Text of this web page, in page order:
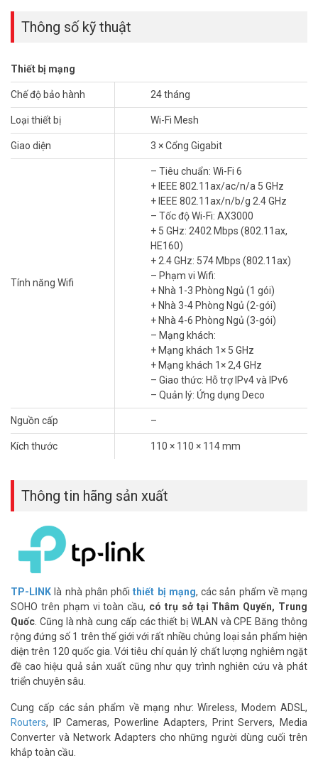
Fi yếu. Nhà nhiều tầng cần hệ thống Wi-Fi hiện đại hơn.
Giải pháp Deco X50(1-Pack) – Wi-Fi 6
Tốc độ cao, phủ sóng toàn nhà
Deco X50(1-pack) đạt tốc độ AX3000 (3
Gbps) với Wi-Fi 6. Công nghệ OFDMA và MU-MIMO hỗ trợ 150 thiết
bị cùng lúc, không nghẽn mạng. Phủ sóng 260m², lý tưởng cho nhà
Dễ cài đặt, quản lý tiện lợi
Bộ phát Wi-Fi Deco X50 cài đặt trong 3 bước qua app TP-Link Deco.
Hỗ trợ WPA3, bảo mật cao cho thiết bị IoT. Tính năng AI-Roaming
tự chọn node mạnh nhất, đảm bảo kết nối mượt mà. Thiết kế nhỏ
gọn, phù hợp mọi không gian.
Lợi ích nâng cấp từ Wi-Fi 5
Wi-Fi 6 AX3000 nhanh hơn, ổn định hơn Wi-Fi 5. Tốc độ lý tưởng cho
streaming 4K, chơi game, học online. Một node Deco X50(1-pack)
đủ cho nhà nhỏ, dễ mở rộng thêm node. Tiết kiệm chi phí, dùng bền
Thông số kỹ thuật
Thiết bị mạng
Chế độ bảo hành 24 tháng
Loại thiết bị Wi-Fi Mesh
Giao diện 3 × Cổng Gigabit
Tính năng Wifi
– Tiêu chuẩn: Wi-Fi 6
+ IEEE 802.11ax/ac/n/a 5 GHz
+ IEEE 802.11ax/n/b/g 2.4 GHz
– Tốc độ Wi-Fi: AX3000
+ 5 GHz: 2402 Mbps (802.11ax,
HE160)
+ 2.4 GHz: 574 Mbps (802.11ax)
– Phạm vi Wifi:
+ Nhà 1-3 Phòng Ngủ (1 gói)
+ Nhà 3-4 Phòng Ngủ (2-gói)
+ Nhà 4-6 Phòng Ngủ (3-gói)
– Mạng khách:
+ Mạng khách 1× 5 GHz
+ Mạng khách 1× 2,4 GHz
– Giao thức: Hỗ trợ IPv4 và IPv6
– Quản lý: Ứng dụng Deco
Nguồn cấp –
Kích thước 110 × 110 × 114 mm
Thông tin hãng sản xuất
TP-LINK là nhà phân phốithiết bị mạng, các sản phẩm về mạng
SOHO trên phạm vi toàn cầu, có trụ sở tại Thâm Quyến, Trung
Quốc . Cũng là nhà cung cấp các thiết bị WLAN và CPE Băng thông
rộng đứng số 1 trên thế giới với rất nhiều chủng loại sản phẩm hiện
diện trên 120 quốc gia. Với tiêu chí quản lý chất lượng nghiêm ngặt
đề cao hiệu quả sản xuất cũng như quy trình nghiên cứu và phát
triển chuyên sâu.
Cung cấp các sản phẩm về mạng như: Wireless, Modem ADSL,
Routers, IP Cameras, Powerline Adapters, Print Servers, Media
Converter và Network Adapters cho những người dùng cuối trên
khắp toàn cầu.